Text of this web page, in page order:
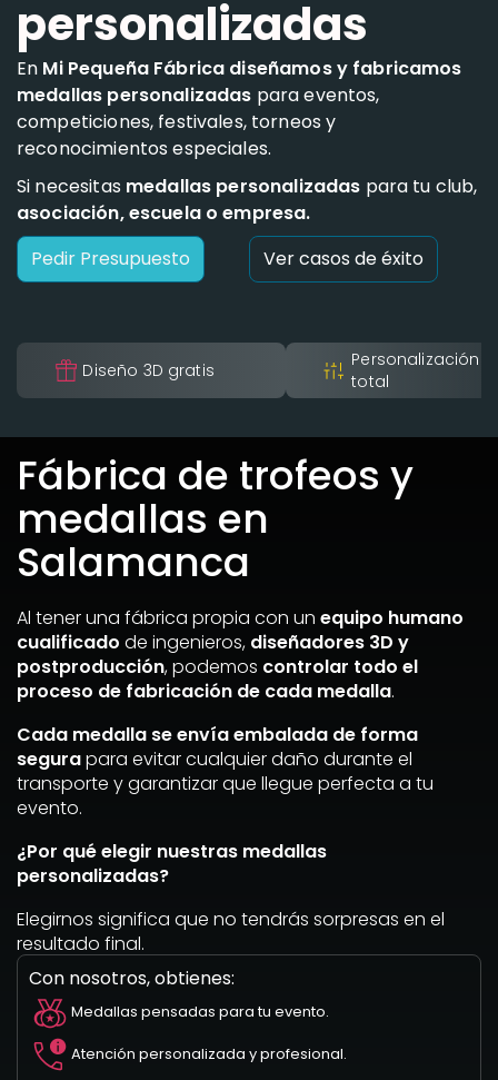
personalizadas
En Mi Pequeña Fábrica diseñamos y fabricamos
medallas personalizadas para eventos,
competiciones, festivales, torneos y
reconocimientos especiales.
Si necesitas medallas personalizadas para tu club,
asociación, escuela o empresa.
Pedir Presupuesto
Ver casos de éxito
Diseño 3D gratis
Personalización
total
Fábrica de trofeos y
medallas en
Salamanca
Al tener una fábrica propia con un equipo humano
cualificado de ingenieros, diseñadores 3D y
postproducción, podemos controlar todo el
proceso de fabricación de cada medalla.
Cada medalla se envía embalada de forma
segurapara evitar cualquier daño durante el
transporte y garantizar que llegue perfecta a tu
evento.
¿Por qué elegir nuestras medallas
personalizadas?
Elegirnos significa que no tendrás sorpresas en el
resultado final.
Con nosotros, obtienes:
Medallas pensadas para tu evento.
Atención personalizada y profesional.